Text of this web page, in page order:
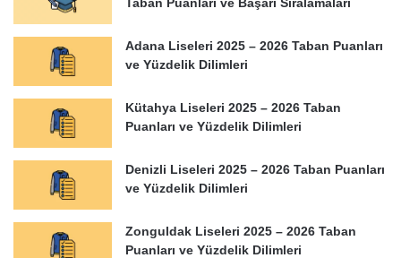
Adana Liseleri 2025 – 2026 Taban Puanları
ve Yüzdelik Dilimleri
Kütahya Liseleri 2025 – 2026 Taban
Puanları ve Yüzdelik Dilimleri
Denizli Liseleri 2025 – 2026 Taban Puanları
ve Yüzdelik Dilimleri
Zonguldak Liseleri 2025 – 2026 Taban
Puanları ve Yüzdelik Dilimleri